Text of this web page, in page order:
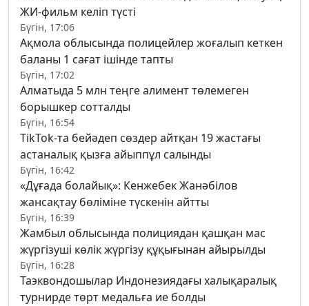
ЖИ-фильм келіп түсті
Бүгін, 17:06
Ақмола облысында полицейлер жоғалып кеткен
баланы 1 сағат ішінде тапты
Бүгін, 17:02
Алматыда 5 млн теңге алимент төлемеген
борышкер сотталды
Бүгін, 16:54
TikTok-та бейәдеп сөздер айтқан 19 жастағы
астаналық қызға айыппұл салынды
Бүгін, 16:42
«Дұғада болайық»: Кенжебек Жанәбілов
жансақтау бөліміне түскенін айтты
Бүгін, 16:39
Жамбыл облысында полициядан қашқан мас
жүргізуші көлік жүргізу құқығынан айырылды
Бүгін, 16:28
Таэквондошылар Индонезиядағы халықаралық
турнирде төрт медальға ие болды